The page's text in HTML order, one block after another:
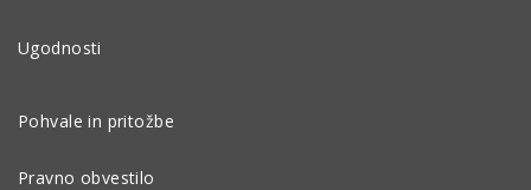
Ugodnosti
Pohvale in pritožbe
Pravno obvestilo